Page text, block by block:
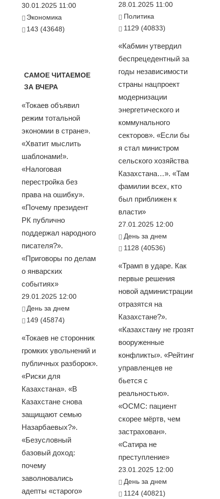
30.01.2025 11:00
Экономика
143 (43648)
САМОЕ ЧИТАЕМОЕ
ЗА ВЧЕРА
«Токаев объявил
режим тотальной
экономии в стране».
«Хватит мыслить
шаблонами!».
«Налоговая
перестройка без
права на ошибку».
«Почему президент
РК публично
поддержал народного
писателя?».
«Приговоры по делам
о январских
событиях»
29.01.2025 12:00
День за днем
149 (45874)
«Токаев не сторонник
громких увольнений и
публичных разборок».
«Риски для
Казахстана». «В
Казахстане снова
защищают семью
Назарбаевых?».
«Безусловный
базовый доход:
почему
заволновались
адепты «старого»
28.01.2025 11:00
Политика
1129 (40833)
«Кабмин утвердил
беспрецедентный за
годы независимости
страны нацпроект
модернизации
энергетического и
коммунального
секторов». «Если бы
я стал министром
сельского хозяйства
Казахстана…». «Там
фамилии всех, кто
был приближен к
власти»
27.01.2025 12:00
День за днем
1128 (40536)
«Трамп в ударе. Как
первые решения
новой администрации
отразятся на
Казахстане?».
«Казахстану не грозят
вооруженные
конфликты». «Рейтинг
управленцев не
бьется с
реальностью».
«ОСМС: пациент
скорее мёртв, чем
застрахован».
«Сатира не
преступление»
23.01.2025 12:00
День за днем
1124 (40821)